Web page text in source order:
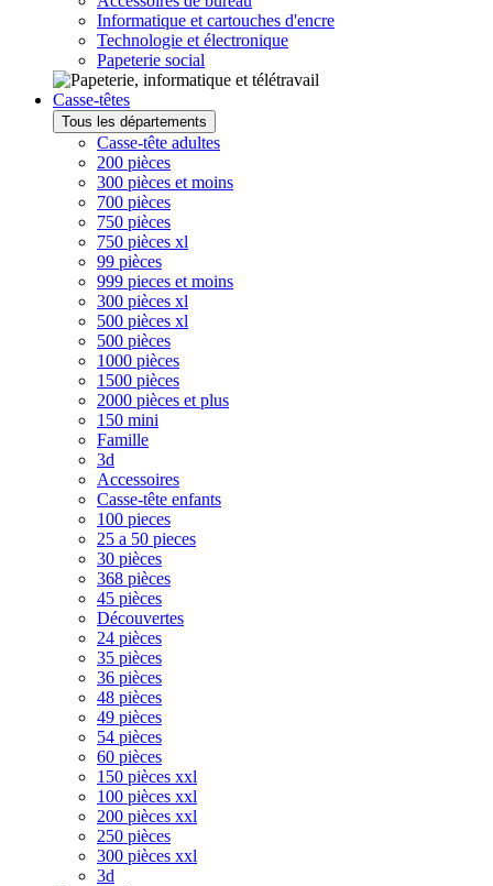
Informatique et cartouches d'encre
Technologie et électronique
Papeterie social
Casse-têtes
Tous les départements
Casse-tête adultes
200 pièces
300 pièces et moins
700 pièces
750 pièces
750 pièces xl
99 pièces
999 pieces et moins
300 pièces xl
500 pièces xl
500 pièces
1000 pièces
1500 pièces
2000 pièces et plus
150 mini
Famille
3d
Accessoires
Casse-tête enfants
100 pieces
25 a 50 pieces
30 pièces
368 pièces
45 pièces
Découvertes
24 pièces
35 pièces
36 pièces
48 pièces
49 pièces
54 pièces
60 pièces
150 pièces xxl
100 pièces xxl
200 pièces xxl
250 pièces
300 pièces xxl
3d